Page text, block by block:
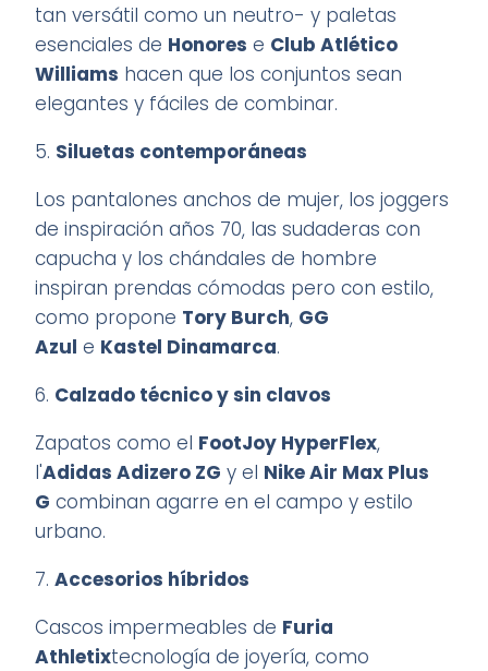
tan versátil como un neutro- y paletas
esenciales de Honores e Club Atlético
Williams hacen que los conjuntos sean
elegantes y fáciles de combinar.
5. Siluetas contemporáneas
Los pantalones anchos de mujer, los joggers
de inspiración años 70, las sudaderas con
capucha y los chándales de hombre
inspiran prendas cómodas pero con estilo,
como propone Tory Burch, GG
Azul e Kastel Dinamarca.
6. Calzado técnico y sin clavos
Zapatos como el FootJoy HyperFlex,
l'Adidas Adizero ZG y el Nike Air Max Plus
G combinan agarre en el campo y estilo
urbano.
7.Accesorios híbridos
Cascos impermeables de Furia
Athletixtecnología de joyería, como